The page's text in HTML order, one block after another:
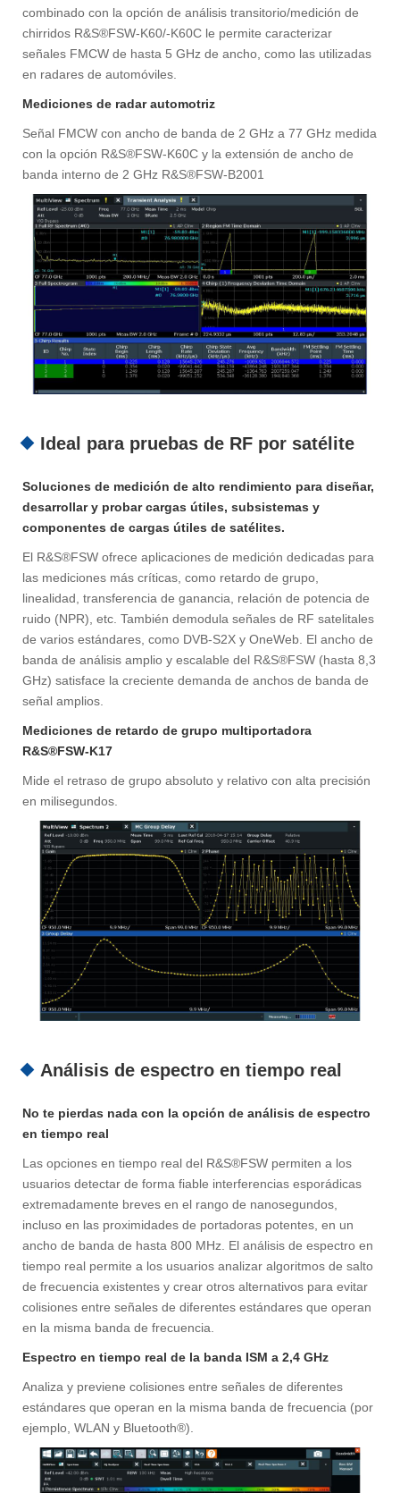
combinado con la opción de análisis transitorio/medición de
chirridos R&S®FSW-K60/-K60C le permite caracterizar
señales FMCW de hasta 5 GHz de ancho, como las utilizadas
en radares de automóviles.
Mediciones de radar automotriz
Señal FMCW con ancho de banda de 2 GHz a 77 GHz medida
con la opción R&S®FSW-K60C y la extensión de ancho de
banda interno de 2 GHz R&S®FSW-B2001
Ideal para pruebas de RF por satélite
Soluciones de medición de alto rendimiento para diseñar,
desarrollar y probar cargas útiles, subsistemas y
componentes de cargas útiles de satélites.
El R&S®FSW ofrece aplicaciones de medición dedicadas para
las mediciones más críticas, como retardo de grupo,
linealidad, transferencia de ganancia, relación de potencia de
ruido (NPR), etc. También demodula señales de RF satelitales
de varios estándares, como DVB-S2X y OneWeb. El ancho de
banda de análisis amplio y escalable del R&S®FSW (hasta 8,3
GHz) satisface la creciente demanda de anchos de banda de
señal amplios.
Mediciones de retardo de grupo multiportadora
R&S®FSW-K17
Mide el retraso de grupo absoluto y relativo con alta precisión
en milisegundos.
Análisis de espectro en tiempo real
No te pierdas nada con la opción de análisis de espectro
en tiempo real
Las opciones en tiempo real del R&S®FSW permiten a los
usuarios detectar de forma fiable interferencias esporádicas
extremadamente breves en el rango de nanosegundos,
incluso en las proximidades de portadoras potentes, en un
ancho de banda de hasta 800 MHz. El análisis de espectro en
tiempo real permite a los usuarios analizar algoritmos de salto
de frecuencia existentes y crear otros alternativos para evitar
colisiones entre señales de diferentes estándares que operan
en la misma banda de frecuencia.
Espectro en tiempo real de la banda ISM a 2,4 GHz
Analiza y previene colisiones entre señales de diferentes
estándares que operan en la misma banda de frecuencia (por
ejemplo, WLAN y Bluetooth®).